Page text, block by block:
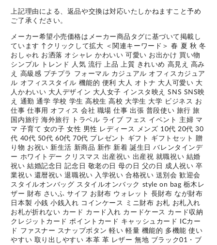
上記理由による、返品や交換は対応いたしかねますこと予め
ご了承ください。
メーカー希望小売価格はメーカー商品タグに基づいて掲載し
ています ↑クリックして拡大 ＜関連キーワード＞ 春 夏 秋 冬
おしゃれ お洒落 オシャレ かわいい 可愛い お出かけ 買い物
シンプル トレンド 人気 流行 上品 上質 きれいめ 高見え 高み
え 高級感 プチプラ フォーマル カジュアル オフィスカジュア
ル オフィススタイル 機能的 便利 大人 オトナ 大人可愛い 大
人かわいい 大人デザイン 大人女子 インスタ映え SNS SNS映
え 通勤 通学 学校 学生 高校生 高校 大学生 大学 ビジネス お
仕事 仕事用 オフィス 会社 職場 仕事 出張 普段使い 旅行 旅
国内旅行 海外旅行 トラベル ライブ フェス イベント 主婦 マ
マ 子育て 女の子 女性 男性 レディース メンズ 10代 20代 30
代 40代 50代 60代 70代 プレゼント ギフト ギフトセット 贈
り物 お祝い 新生活 新商品 新作 新着 誕生日 バレンタインデ
ー ホワイトデー クリスマス 出産祝い 出産祝 就職祝い 結婚
祝い 結婚記念日 記念日 敬老の日 母の日 父の日 成人祝い 卒
業祝い 還暦祝い 退職祝い 入学祝い 合格祝い 送別会 歓迎会
スタイルオンバッグ スタイルオンバック style on bag 栃木レ
ザー 財布 さいふ サイフ お財布 ウォレット 長財布 なが財布
日本製 小銭 小銭入れ コインケース ミニ財布 お札 お札入れ
お札が折れない カード カード入れ カードケース カード収納
クレジットカード ポイントカード キャッシュカード ICカー
ド ファスナー スナップボタン 軽い 軽量 機能的 多機能 使い
やすい 取り出しやすい 本革 革 レザー 無地 ブラック01・ブ